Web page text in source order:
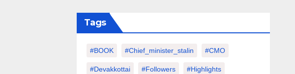
Tags
#BOOK #chief_minister_stalin #CMO
#devakkottai #followers #highlights